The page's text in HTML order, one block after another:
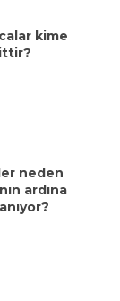
kime
neden
ardına